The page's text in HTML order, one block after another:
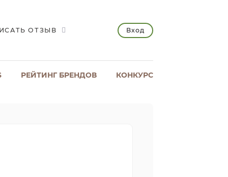
ОТЗЫВ Вход
РЕЙТИНГ БРЕНДОВ КОНКУРС